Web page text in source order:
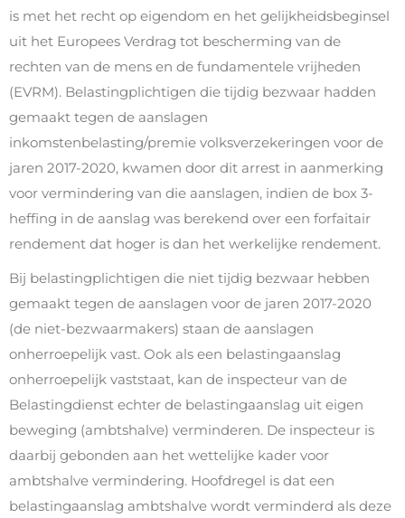
is met het recht op eigendom en het gelijkheidsbeginsel
uit het Europees Verdrag tot bescherming van de
rechten van de mens en de fundamentele vrijheden
(EVRM). Belastingplichtigen die tijdig bezwaar hadden
gemaakt tegen de aanslagen
inkomstenbelasting/premie volksverzekeringen voor de
jaren 2017-2020, kwamen door dit arrest in aanmerking
voor vermindering van die aanslagen, indien de box 3-
heffing in de aanslag was berekend over een forfaitair
rendement dat hoger is dan het werkelijke rendement.
Bij belastingplichtigen die niet tijdig bezwaar hebben
gemaakt tegen de aanslagen voor de jaren 2017-2020
(de niet-bezwaarmakers) staan de aanslagen
onherroepelijk vast. Ook als een belastingaanslag
onherroepelijk vaststaat, kan de inspecteur van de
Belastingdienst echter de belastingaanslag uit eigen
beweging (ambtshalve) verminderen. De inspecteur is
daarbij gebonden aan het wettelijke kader voor
ambtshalve vermindering. Hoofdregel is dat een
belastingaanslag ambtshalve wordt verminderd als deze